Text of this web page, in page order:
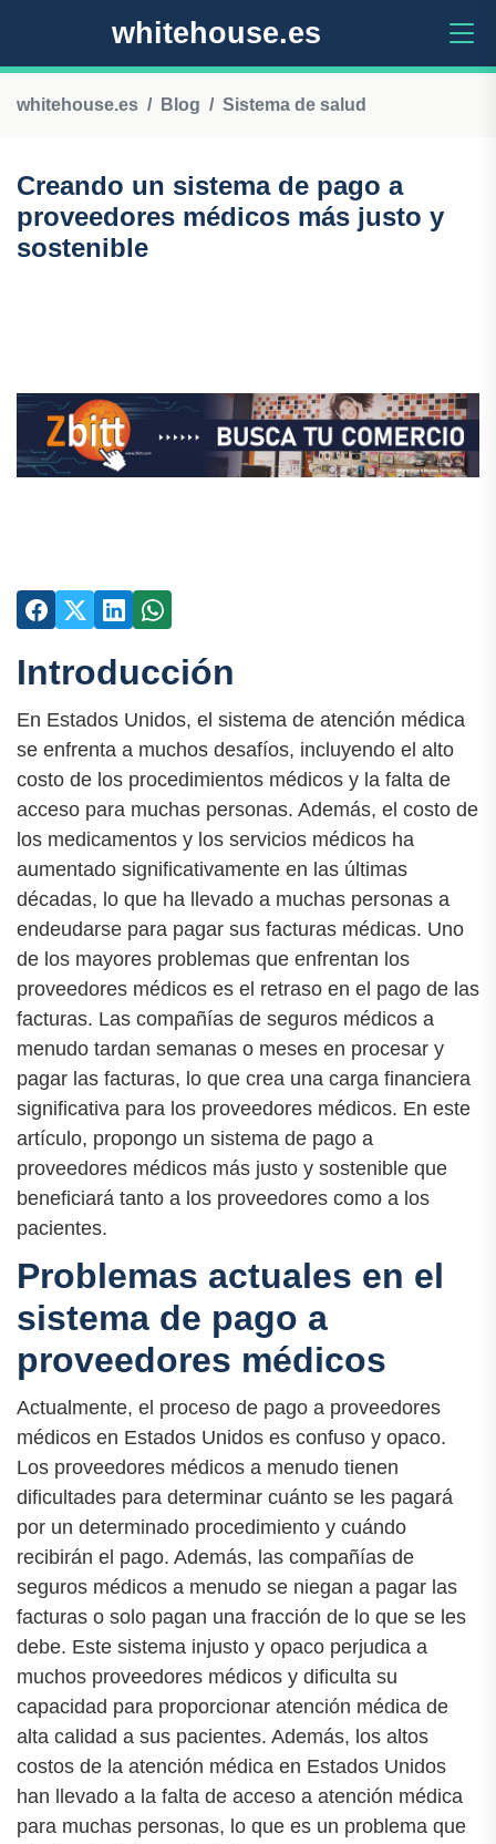
whitehouse.es
whitehouse.es Blog Sistema de salud
Creando un sistema de pago a
proveedores médicos más justo y
sostenible
Introducción
En Estados Unidos, el sistema de atención médica
se enfrenta a muchos desafíos, incluyendo el alto
costo de los procedimientos médicos y la falta de
acceso para muchas personas. Además, el costo de
los medicamentos y los servicios médicos ha
aumentado significativamente en las últimas
décadas, lo que ha llevado a muchas personas a
endeudarse para pagar sus facturas médicas. Uno
de los mayores problemas que enfrentan los
proveedores médicos es el retraso en el pago de las
facturas. Las compañías de seguros médicos a
menudo tardan semanas o meses en procesar y
pagar las facturas, lo que crea una carga financiera
significativa para los proveedores médicos. En este
artículo, propongo un sistema de pago a
proveedores médicos más justo y sostenible que
beneficiará tanto a los proveedores como a los
pacientes.
Problemas actuales en el
sistema de pago a
proveedores médicos
Actualmente, el proceso de pago a proveedores
médicos en Estados Unidos es confuso y opaco.
Los proveedores médicos a menudo tienen
dificultades para determinar cuánto se les pagará
por un determinado procedimiento y cuándo
recibirán el pago. Además, las compañías de
seguros médicos a menudo se niegan a pagar las
facturas o solo pagan una fracción de lo que se les
debe. Este sistema injusto y opaco perjudica a
muchos proveedores médicos y dificulta su
capacidad para proporcionar atención médica de
alta calidad a sus pacientes. Además, los altos
costos de la atención médica en Estados Unidos
han llevado a la falta de acceso a atención médica
para muchas personas, lo que es un problema que